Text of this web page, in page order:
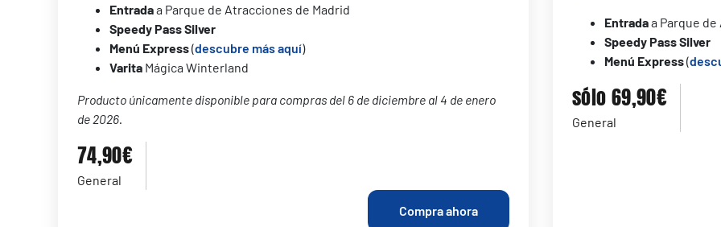
Entradaa Parque de Atracciones de Madrid
Speedy Pass Silver
Menú Express(descubre más aquí)
Varita Mágica Winterland
Producto únicamente disponible para compras del 6 de diciembre al 4 de enero
de 2026.
74,90€
General
Compra ahora
Entradaa Parque
Speedy Pass Silver
Menú Express(
sólo 69,90€
General